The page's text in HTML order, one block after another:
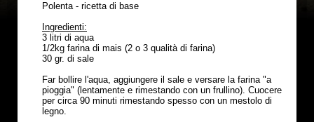
Polenta - ricetta di base
Ingredienti:
3 litri di aqua
1/2kg farina di mais (2 o 3 qualità di farina)
30 gr. di sale
Far bollire l'aqua, aggiungere il sale e versare la farina "a
pioggia" (lentamente e rimestando con un frullino). Cuocere
per circa 90 minuti rimestando spesso con un mestolo di
legno.